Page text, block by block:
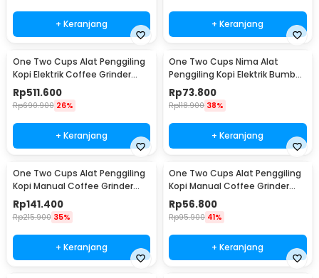
+ Keranjang + Keranjang
One Two Cups Alat Penggiling
Kopi Elektrik Coffee Grinder
Adjustable - 600N
Rp511.600
Rp690.900 26%
+ Keranjang
One Two Cups Nima Alat
Penggiling Kopi Elektrik Bumbu
Coffee Grinder - NM-8300
Rp73.800
Rp118.900 38%
+ Keranjang
One Two Cups Alat Penggiling
Kopi Manual Coffee Grinder
Wood 30g - CW85532
Rp141.400
Rp215.900 35%
+ Keranjang
One Two Cups Alat Penggiling
Kopi Manual Coffee Grinder
160ml - CF012
Rp56.800
Rp95.900 41%
+ Keranjang